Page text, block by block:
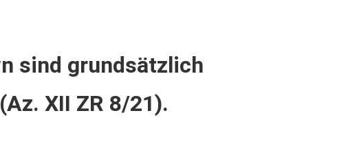
sind grundsätzlich
XII ZR 8/21).